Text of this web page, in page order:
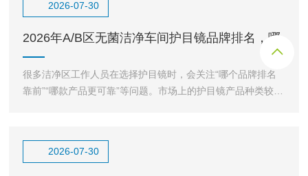
2026-07-30
2026年A/B区无菌洁净车间护目镜品牌排名，哪
家靠谱看完你
很多洁净区工作人员在选择护目镜时，会关注“哪个品牌排名
靠前”“哪款产品更可靠”等问题。市场上的护目镜产品种类较
2026-07-30